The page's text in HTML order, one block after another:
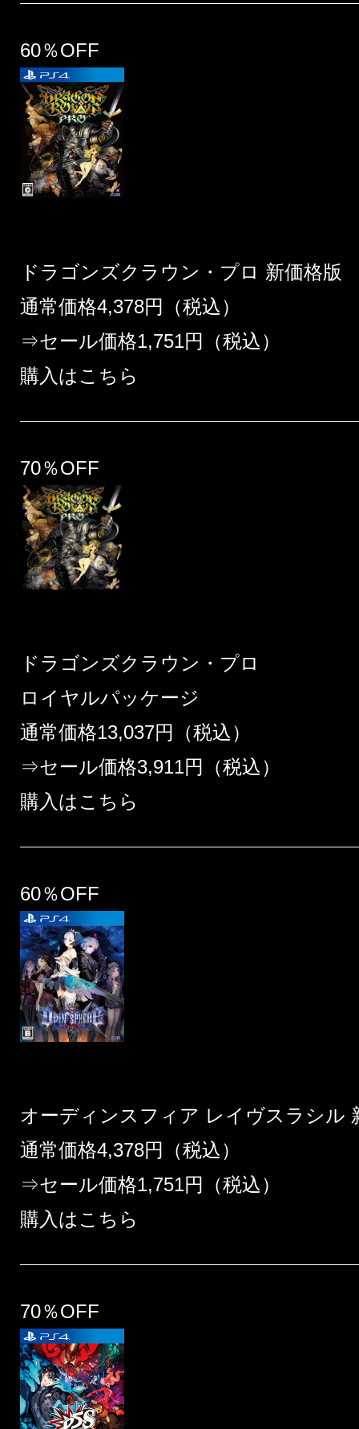
60％OFF
ドラゴンズクラウン・プロ 新価格版
通常価格4,378円（税込）
⇒セール価格1,751円（税込）
購入はこちら
70％OFF
ドラゴンズクラウン・プロ
ロイヤルパッケージ
通常価格13,037円（税込）
⇒セール価格3,911円（税込）
購入はこちら
60％OFF
オーディンスフィア レイヴスラシル
通常価格4,378円（税込）
⇒セール価格1,751円（税込）
購入はこちら
70％OFF